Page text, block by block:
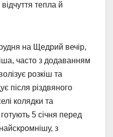
тепла й
на Щедрий вечір,
часто з додаванням
розкіш та
після різдвяного
колядки та
5 січня перед
з